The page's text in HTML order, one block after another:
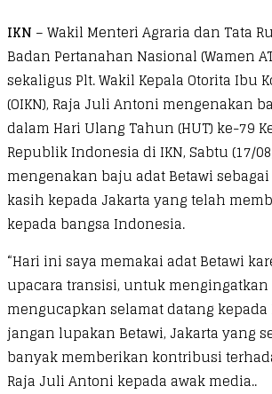
IKN – Wakil Menteri Agraria dan Tata
Badan Pertanahan Nasional (Wamen
sekaligus Plt. Wakil Kepala Otorita Ibu
(OIKN), Raja Juli Antoni mengenakan
dalam Hari Ulang Tahun (HUT) ke-79
Republik Indonesia di IKN, Sabtu (17/
mengenakan baju adat Betawi
kasih kepada Jakarta yang telah
kepada bangsa Indonesia.
“Hari ini saya memakai adat Betawi
upacara transisi, untuk mengingatkan
mengucapkan selamat datang
jangan lupakan Betawi, Jakarta yang
banyak memberikan kontribusi
Raja Juli Antoni kepada awak media..